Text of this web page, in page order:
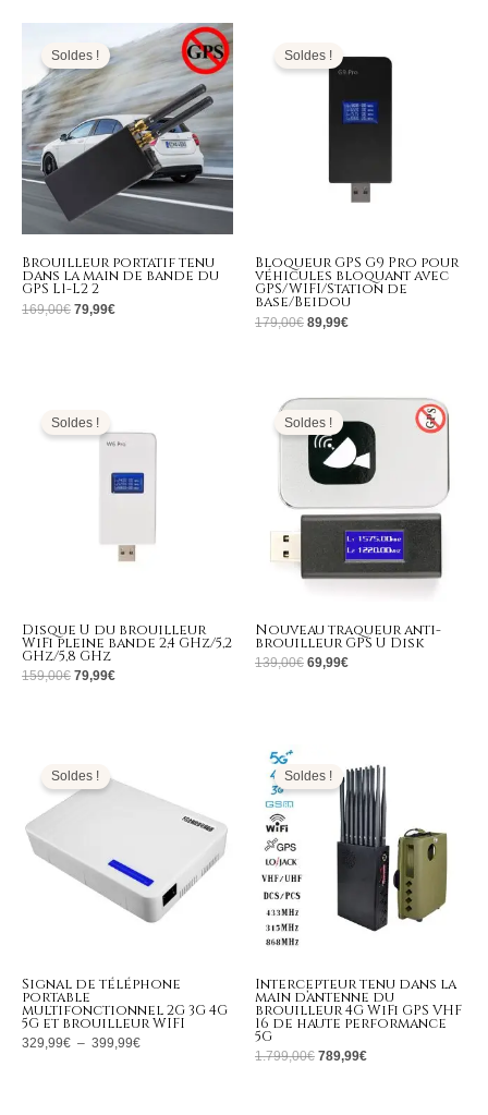
Soldes !
Brouilleur portatif tenu
dans la main de bande du
GPS L1-L2 2
169,00€
Le
initial
était :
169,00€.
79,99€
prix
actuel
est :
Soldes !
Bloqueur GPS G9 Pro pour
véhicules bloquant avec
GPS/WIFI/Station de
base/Beidou
179,00€
initial
était :
179,00€.
89,99€
89,99€.
Soldes !
Disque U du brouilleur
WiFi pleine bande 2,4 GHz/5,2
GHz/5,8 GHz
159,00€
initial
était :
159,00€.
79,99€
est :
79,99€.
Soldes !
Nouveau traqueur anti-
brouilleur GPS U Disk
139,00€
Le
prix
initial
était :
139,00€.
69,99€
Le
actuel
est :
69,99€.
Soldes !
Signal de téléphone
portable
multifonctionnel 2G 3G 4G
5G et brouilleur WIFI
329,99€ – 399,99€
à
399,99€
Soldes !
Intercepteur tenu dans la
main d’antenne du
brouilleur 4G WiFi GPS VHF
16 de haute performance
5G
1.799,00€
initial
était :
1.799,00€.
789,99€
prix
actuel
est :
789,99€.